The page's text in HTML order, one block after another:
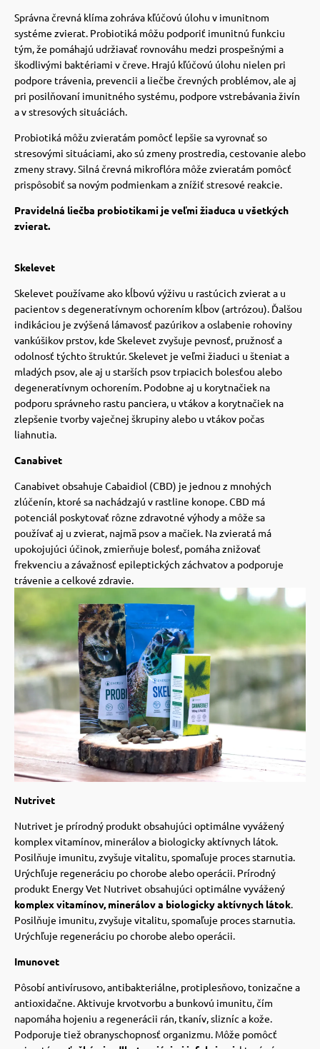
Správna črevná klíma zohráva kľúčovú úlohu v imunitnom
systéme zvierat. Probiotiká môžu podporiť imunitnú funkciu
tým, že pomáhajú udržiavať rovnováhu medzi prospešnými a
škodlivými baktériami v čreve. Hrajú kľúčovú úlohu nielen pri
podpore trávenia, prevencii a liečbe črevných problémov, ale aj
pri posilňovaní imunitného systému, podpore vstrebávania živín
a v stresových situáciách.
Probiotiká môžu zvieratám pomôcť lepšie sa vyrovnať so
stresovými situáciami, ako sú zmeny prostredia, cestovanie alebo
zmeny stravy. Silná črevná mikroflóra môže zvieratám pomôcť
prispôsobiť sa novým podmienkam a znížiť stresové reakcie.
Pravidelná liečba probiotikami je veľmi žiaduca u všetkých
zvierat.
Skelevet
Skelevet používame ako kĺbovú výživu u rastúcich zvierat a u
pacientov s degeneratívnym ochorením kĺbov (artrózou). Ďalšou
indikáciou je zvýšená lámavosť pazúrikov a oslabenie rohoviny
vankúšikov prstov, kde Skelevet zvyšuje pevnosť, pružnosť a
odolnosť týchto štruktúr. Skelevet je veľmi žiaduci u šteniat a
mladých psov, ale aj u starších psov trpiacich bolesťou alebo
degeneratívnym ochorením. Podobne aj u korytnačiek na
podporu správneho rastu panciera, u vtákov a korytnačiek na
zlepšenie tvorby vaječnej škrupiny alebo u vtákov počas
liahnutia.
Canabivet
Canabivet obsahuje Cabaidiol (CBD) je jednou z mnohých
zlúčenín, ktoré sa nachádzajú v rastline konope. CBD má
potenciál poskytovať rôzne zdravotné výhody a môže sa
používať aj u zvierat, najmä psov a mačiek. Na zvieratá má
upokojujúci účinok, zmierňuje bolesť, pomáha znižovať
frekvenciu a závažnosť epileptických záchvatov a podporuje
trávenie a celkové zdravie.
Nutrivet
Nutrivet je prírodný produkt obsahujúci optimálne vyvážený
komplex vitamínov, minerálov a biologicky aktívnych látok.
Posilňuje imunitu, zvyšuje vitalitu, spomaľuje proces starnutia.
Urýchľuje regeneráciu po chorobe alebo operácii. Prírodný
produkt Energy Vet Nutrivet obsahujúci optimálne vyvážený
komplex vitamínov, minerálov a biologicky aktívnych látok.
Posilňuje imunitu, zvyšuje vitalitu, spomaľuje proces starnutia.
Urýchľuje regeneráciu po chorobe alebo operácii.
Imunovet
Pôsobí antivírusovo, antibakteriálne, protiplesňovo, tonizačne a
antioxidačne. Aktivuje krvotvorbu a bunkovú imunitu, čím
napomáha hojeniu a regenerácii rán, tkanív, slizníc a kože.
Podporuje tiež obranyschopnosť organizmu. Môže pomôcť